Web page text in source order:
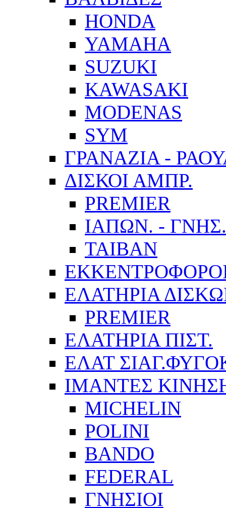
HONDA
YAMAHA
SUZUKI
KAWASAKI
MODENAS
SYM
ΓΡΑΝΑΖΙΑ -
ΔΙΣΚΟΙ ΑΜΠΡ.
PREMIER
ΙΑΠΩΝ. - ΓΝΗΣ.
TAIBAN
ΕΛΑΤΗΡΙΑ
PREMIER
ΕΛΑΤΗΡΙΑ ΠΙΣΤ.
ΕΛΑΤ
ΙΜΑΝΤΕΣ
MICHELIN
POLINI
BANDO
FEDERAL
ΓΝΗΣΙΟΙ